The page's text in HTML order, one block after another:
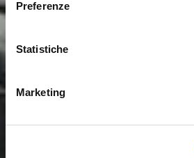
Preferenze
Statistiche
Marketing